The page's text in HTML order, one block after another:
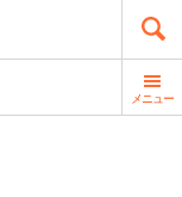
メニュー